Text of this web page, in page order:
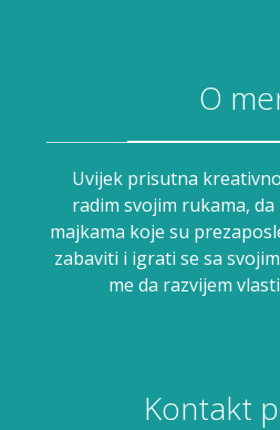
O
Uvijek prisutna
radim svojim rukama,
majkama koje su
zabaviti i igrati se sa
me da razvijem
Kontakt